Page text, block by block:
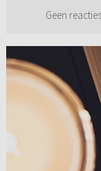
Geen reacties